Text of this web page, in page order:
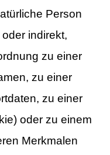
Person
indirekt,
zu einer
zu einer
zu einer
oder zu einem
Merkmalen